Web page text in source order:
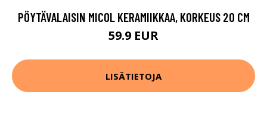
PÖYTÄVALAISIN MICOL KERAMIIKKAA, KORKEUS 20 CM
59.9 EUR
LISÄTIETOJA